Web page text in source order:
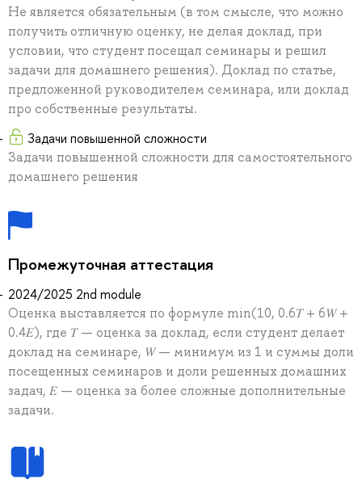
Не является обязательным (в том смысле, что можно
получить отличную оценку, не делая доклад, при
условии, что студент посещал семинары и решил
задачи для домашнего решения). Доклад по статье,
предложенной руководителем семинара, или доклад
про собственные результаты.
Задачи повышенной сложности
Задачи повышенной сложности для самостоятельного
домашнего решения
Промежуточная аттестация
2024/2025 2nd module
Оценка выставляется по формуле min(10, 0.6𝑇 + 6𝑊 +
0.4𝐸), где 𝑇 — оценка за доклад, если студент делает
доклад на семинаре, 𝑊 — минимум из 1 и суммы доли
посещенных семинаров и доли решенных домашних
задач, 𝐸 — оценка за более сложные дополнительные
задачи.